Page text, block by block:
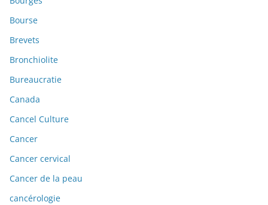
Bourse
Brevets
Bronchiolite
Bureaucratie
Canada
Cancel Culture
Cancer
Cancer cervical
Cancer de la peau
cancérologie